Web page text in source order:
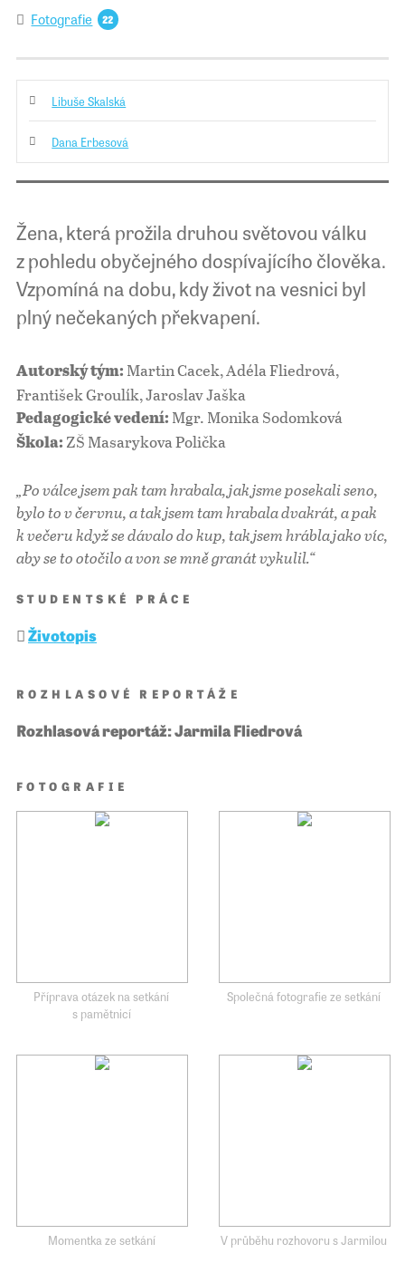
Fotografie 22
Libuše Skalská
Dana Erbesová
Žena, která prožila druhou světovou válku
z pohledu obyčejného dospívajícího člověka.
Vzpomíná na dobu, kdy život na vesnici byl
plný nečekaných překvapení.
Autorský tým: Martin Cacek, Adéla Fliedrová,
František Groulík, Jaroslav Jaška
Pedagogické vedení: Mgr. Monika Sodomková
Škola: ZŠ Masarykova Polička
„Po válce jsem pak tam hrabala, jak jsme posekali seno,
bylo to v červnu, a tak jsem tam hrabala dvakrát, a pak
k večeru když se dávalo do kup, tak jsem hrábla jako víc,
aby se to otočilo a von se mně granát vykulil.“
STUDENTSKÉ PRÁCE
Životopis
ROZHLASOVÉ REPORTÁŽE
Rozhlasová reportáž: Jarmila Fliedrová
FOTOGRAFIE
Příprava otázek na setkání
s pamětnicí
Společná fotografie ze setkání
Momentka ze setkání V průběhu rozhovoru s Jarmilou